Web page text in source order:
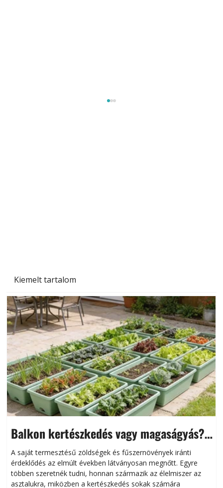
Kiemelt tartalom
Balkon kertészkedés vagy magaságyás?
Helytakarékos kertészkedés
A saját termesztésű zöldségek és fűszernövények iránti
érdeklődés az elmúlt években látványosan megnőtt. Egyre
többen szeretnék tudni, honnan származik az élelmiszer az
asztalukra, miközben a kertészkedés sokak számára